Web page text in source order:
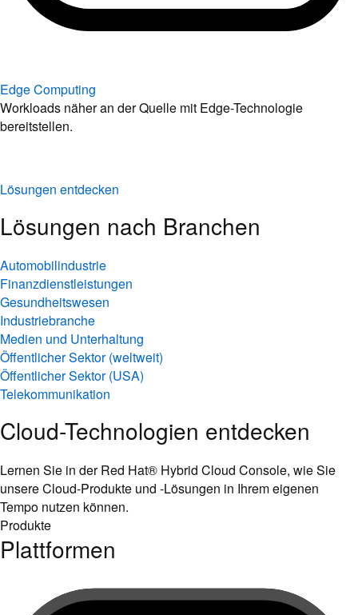
Edge Computing
Workloads näher an der Quelle mit Edge-Technologie
bereitstellen.
Lösungen entdecken
Lösungen nach Branchen
Automobilindustrie
Finanzdienstleistungen
Gesundheitswesen
Industriebranche
Medien und Unterhaltung
Öffentlicher Sektor (weltweit)
Öffentlicher Sektor (USA)
Telekommunikation
Cloud-Technologien entdecken
Lernen Sie in der Red Hat® Hybrid Cloud Console, wie Sie
unsere Cloud-Produkte und -Lösungen in Ihrem eigenen
Tempo nutzen können.
Produkte
Plattformen